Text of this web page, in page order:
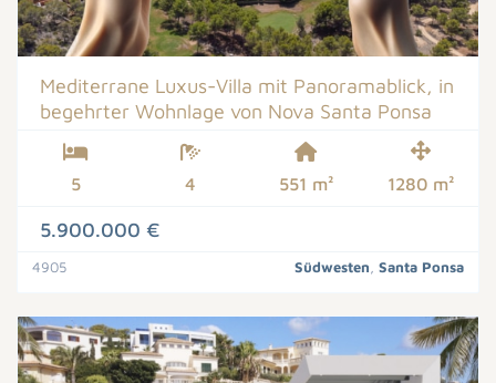
Mediterrane Luxus-Villa mit Panoramablick, in
begehrter Wohnlage von Nova Santa Ponsa
5 4 551 m² 1280 m²
5.900.000 €
4905 Südwesten Santa Ponsa